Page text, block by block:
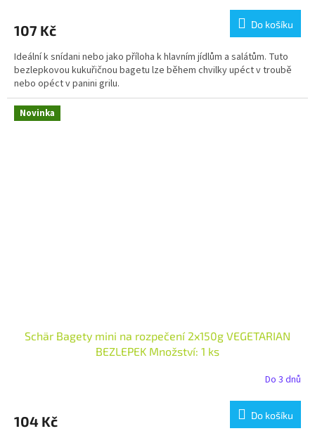
107 Kč Do košíku
Ideální k snídani nebo jako příloha k hlavním jídlům a salátům. Tuto
bezlepkovou kukuřičnou bagetu lze během chvilky upéct v troubě
nebo opéct v panini grilu.
Novinka
Schär Bagety mini na rozpečení 2x150g VEGETARIAN
BEZLEPEK Množství: 1 ks
Do 3 dnů
104 Kč Do košíku